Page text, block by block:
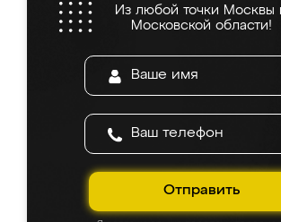
Из любой точки Москвы
Московской области!
Отправить